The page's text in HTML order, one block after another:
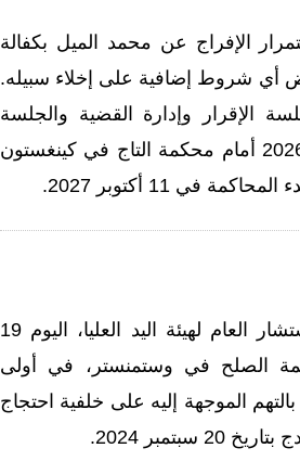
الإفراج عن محمد الميل بكفالة
شروط إضافية على إخلاء سبيله.
الإقرار وإدارة القضية والجلسة
التحضيرية في 5 يونيو 2026 أمام محكمة التاج في كينغستون
في 11 أكتوبر 2027.
مثل محمد الميل، المستشار العام لهيئة اليد العليا، اليوم 19
محكمة الصلح في وستمنستر، في أولى
الموجهة إليه على خلفية احتجاج
2024.